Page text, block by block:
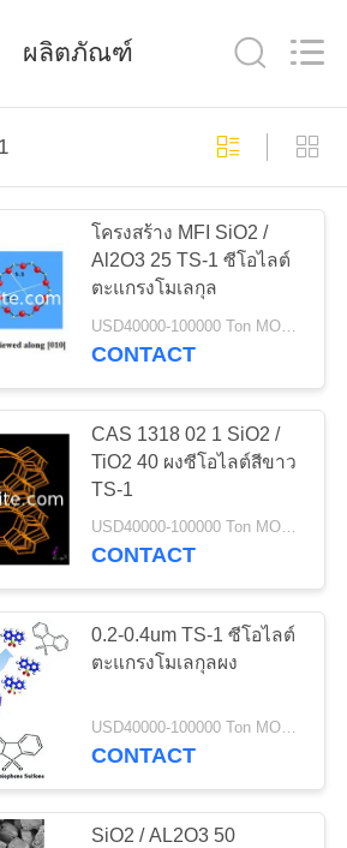
ฏิกิริยา
ซีโอไลต์
43
โอไลต์
12
ผลิตภัณฑ์
โครงสร้าง MFI SiO2 /
Al2O3 25 TS-1 ซีโอไลต์
ตะแกรงโมเลกุล
USD40000-100000 Ton MOQ:1 กก
CONTACT
CAS 1318 02 1 SiO2 /
TiO2 40 ผงซีโอไลต์สีขาว
TS-1
USD40000-100000 Ton MOQ:1 กก
CONTACT
0.2-0.4um TS-1 ซีโอไลต์
ตะแกรงโมเลกุลผง
USD40000-100000 Ton MOQ:1 กก
CONTACT
SiO2 / AL2O3 50